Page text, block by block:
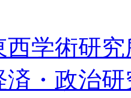
西学術研究
済・政治